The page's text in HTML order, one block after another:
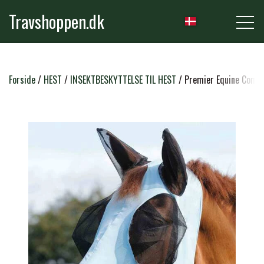
Travshoppen.dk
NYHEDER
HEST
GRIMER & TRÆKTOVE
TRENSER & TILBEHØR
SADLER & TILBEHØR
RYTTER
RIDEBUKSER & LEGGINS
TRØJER, BLUSER & T-SHIRTS
PLEJE & STALD
STRIGLER & TILBEHØR
Forside HEST INSEKTBESKYTTELSE TIL HEST Premier Equine